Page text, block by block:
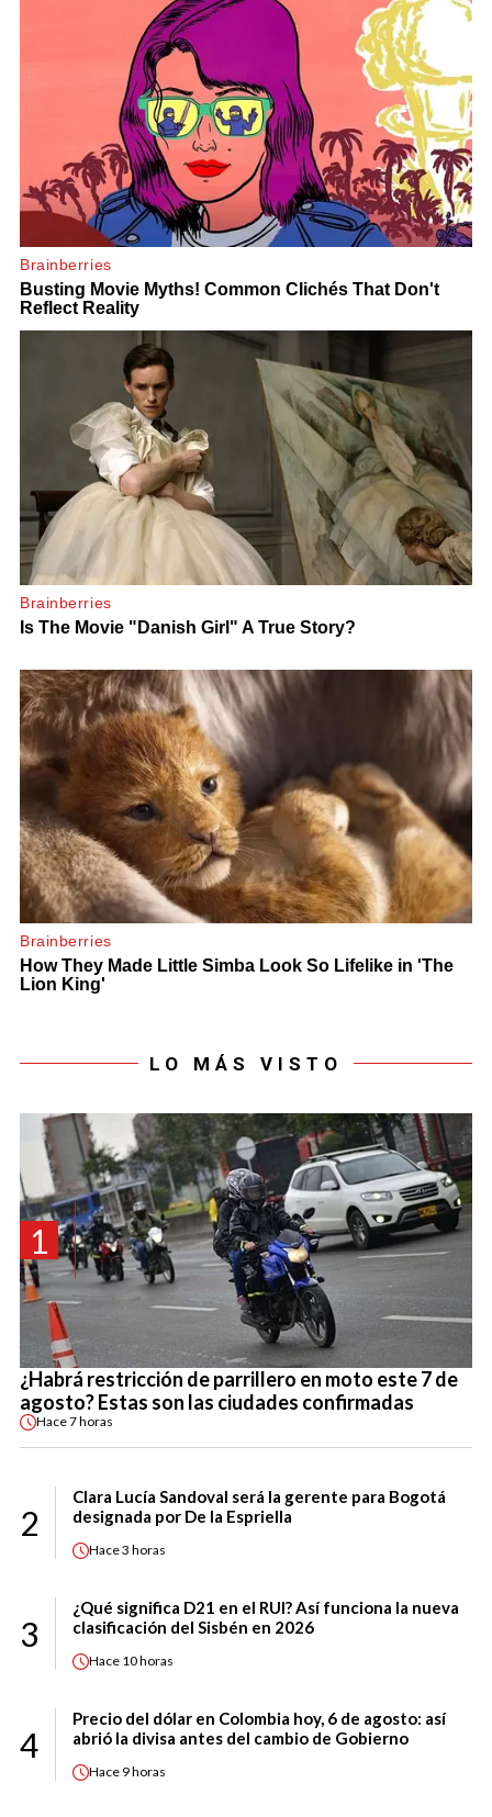
LO MÁS VISTO
1
¿Habrá restricción de parrillero en moto este 7 de
agosto? Estas son las ciudades confirmadas
Hace7 horas
2
Clara Lucía Sandoval será la gerente para Bogotá
designada por De la Espriella
Hace3 horas
3
¿Qué significa D21 en el RUI? Así funciona la nueva
clasificación del Sisbén en 2026
Hace 10 horas
4
Precio del dólar en Colombia hoy, 6 de agosto: así
abrió la divisa antes del cambio de Gobierno
Hace 9 horas